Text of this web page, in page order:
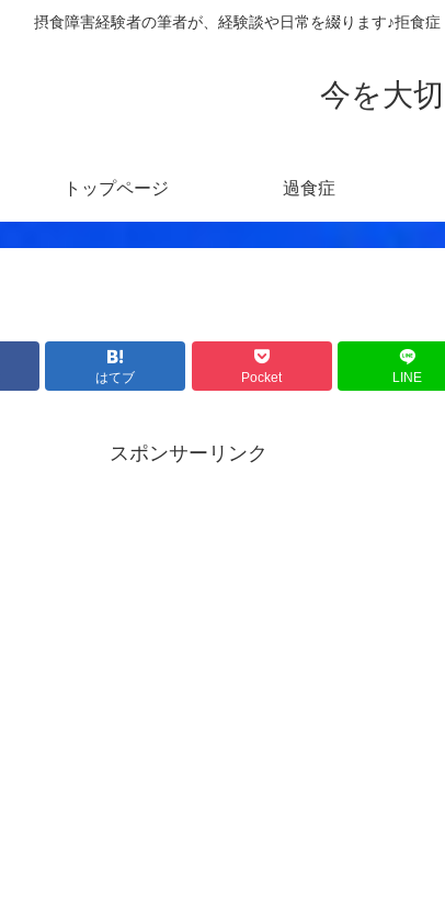
摂食障害経験者の筆者が、経験談や日常を綴ります♪拒食
今を大
トップページ 過食症
はてブ Pocket LINE
スポンサーリンク